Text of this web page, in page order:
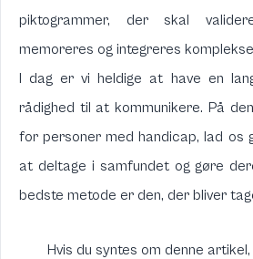
piktogrammer, der skal
memoreres og integreres
I dag er vi heldige at have en
rådighed til at kommunikere. På
for personer med handicap, lad os
at deltage i samfundet og gøre
bedste metode er den, der bliver
Hvis du syntes om denne